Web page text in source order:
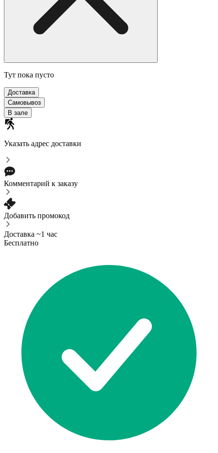
Тут пока пусто
Доставка
Самовывоз
В зале
Указать адрес доставки
Комментарий к заказу
Добавить промокод
Доставка ~1 час
Бесплатно